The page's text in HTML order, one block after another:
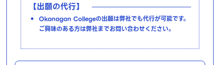
【出願の代行】
Okanagan Collegeの出願は弊社でも代行が可能です。
ご興味のある方は弊社までお問い合わせください。